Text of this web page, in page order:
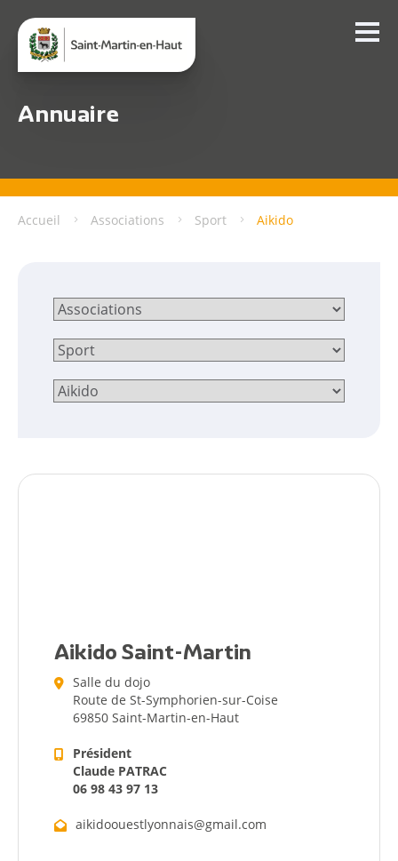
Annuaire
Accueil Associations Sport Aikido
Aikido Saint-Martin
Salle du dojo
Route de St-Symphorien-sur-Coise
69850 Saint-Martin-en-Haut
Président
Claude PATRAC
06 98 43 97 13
aikidoouestlyonnais@gmail.com
Pratique
Dynamique